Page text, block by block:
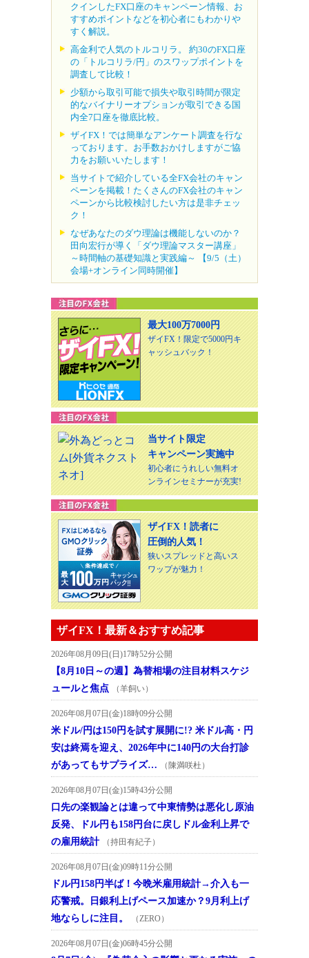
クインしたFX口座のキャンペーン情報、お
すすめポイントなどを初心者にもわかりや
すく解説。
高金利で人気のトルコリラ。 約30のFX口座
の「トルコリラ/円」のスワップポイントを
調査して比較！
少額から取引可能で損失や取引時間が限定
的なバイナリーオプションが取引できる国
内全7口座を徹底比較。
ザイFX！では簡単なアンケート調査を行な
っております。お手数おかけしますがご協
力をお願いいたします！
当サイトで紹介している全FX会社のキャン
ペーンを掲載！たくさんのFX会社のキャン
ペーンから比較検討したい方は是非チェッ
ク！
なぜあなたのダウ理論は機能しないのか？
田向宏行が導く「ダウ理論マスター講座」
～時間軸の基礎知識と実践編～ 【9/5（土）
会場+オンライン同時開催】
最大100万7000円
ザイFX！限定で5000円キ
ャッシュバック！
当サイト限定
キャンペーン実施中
初心者にうれしい無料オ
ンラインセミナーが充実!
ザイFX！読者に
圧倒的人気！
狭いスプレッドと高いス
ワップが魅力！
ザイFX！最新＆おすすめ記事
2026年08月09日(日)17時52分公開
【8月10日～の週】為替相場の注目材料スケジ
ュールと焦点
（羊飼い）
2026年08月07日(金)18時09分公開
米ドル/円は150円を試す展開に!? 米ドル高・円
安は終焉を迎え、2026年中に140円の大台打診
があってもサプライズ…
（陳満咲杜）
2026年08月07日(金)15時43分公開
口先の楽観論とは違って中東情勢は悪化し原油
反発、ドル円も158円台に戻しドル金利上昇で
の雇用統計
（持田有紀子）
2026年08月07日(金)09時11分公開
ドル円158円半ば！今晩米雇用統計→介入も一
応警戒。日銀利上げペース加速か？9月利上げ
地ならしに注目。
（ZERO）
2026年08月07日(金)06時45分公開